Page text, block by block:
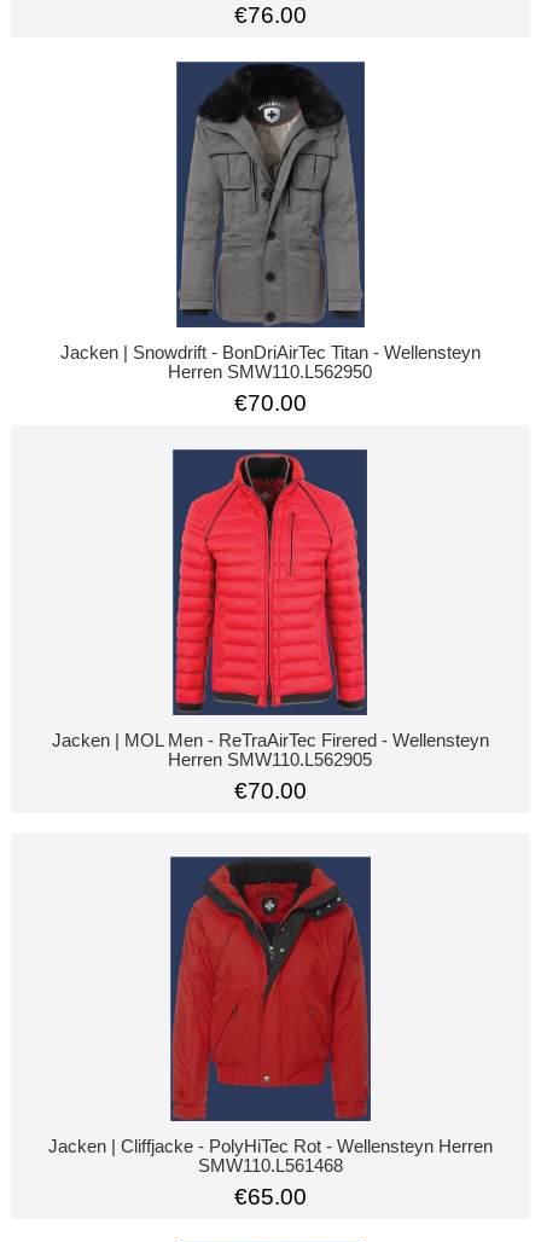
€76.00
Jacken | Snowdrift - BonDriAirTec Titan - Wellensteyn
Herren SMW110.L562950
€70.00
Jacken | MOL Men - ReTraAirTec Firered - Wellensteyn
Herren SMW110.L562905
€70.00
Jacken | Cliffjacke - PolyHiTec Rot - Wellensteyn Herren
SMW110.L561468
€65.00